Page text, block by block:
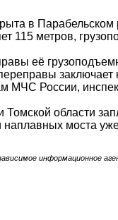
в Парабельском
115 метров,
её
заключает
МЧС России,
Томской области
наплавных моста
информационное